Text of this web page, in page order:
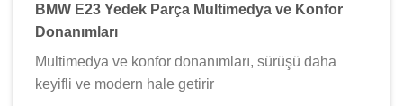
BMW E23 Yedek Parça Multimedya ve Konfor
Donanımları
Multimedya ve konfor donanımları, sürüşü daha
keyifli ve modern hale getirir